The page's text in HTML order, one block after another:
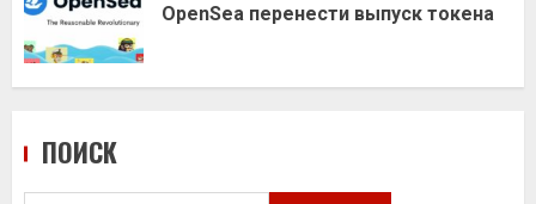
OpenSea перенести выпуск токена
ПОИСК